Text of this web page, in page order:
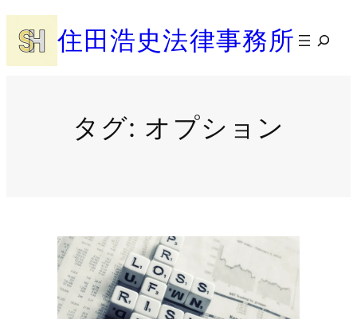
内
容
住田浩史法律事務所
検
タグ: オプション